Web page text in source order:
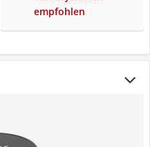
empfohlen